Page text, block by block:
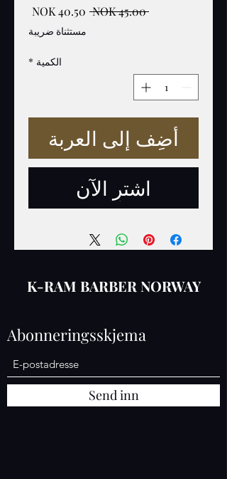
‏45.00 NOK
سعر
عادي
سعر
مستثناة ضريبة
الكمية *
أضِف إلى العربة
اشترِ الآن
K-RAM BARBER NORWAY
Abonneringsskjema
Send inn